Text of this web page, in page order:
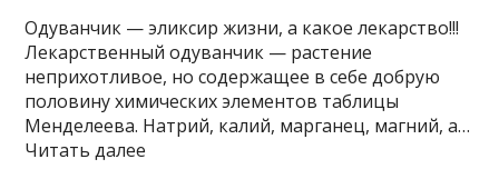
Одуванчик — эликсир жизни, а какое лекарство!!!
Лекарственный одуванчик — растение
неприхотливое, но содержащее в себе добрую
половину химических элементов таблицы
Менделеева. Натрий, калий, марганец, магний, а…
Читать далее